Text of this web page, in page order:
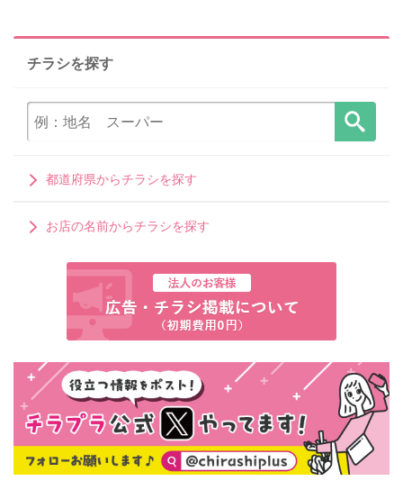
チラシを探す
都道府県からチラシを探す
お店の名前からチラシを探す